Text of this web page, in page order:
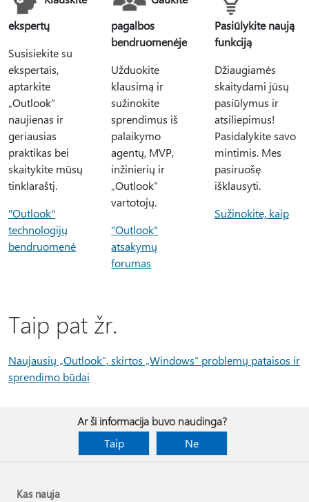
ekspertų
Susisiekite su
ekspertais,
aptarkite
„Outlook“
naujienas ir
geriausias
praktikas bei
skaitykite mūsų
tinklaraštį.
"Outlook"
technologijų
bendruomenė
pagalbos
bendruomenėje
Užduokite
klausimą ir
sužinokite
sprendimus iš
palaikymo
agentų, MVP,
inžinierių ir
„Outlook“
vartotojų.
"Outlook"
atsakymų
forumas
Pasiūlykite naują
funkciją
Džiaugiamės
skaitydami jūsų
pasiūlymus ir
atsiliepimus!
Pasidalykite savo
mintimis. Mes
pasiruošę
išklausyti.
Sužinokite, kaip
Taip pat žr.
Naujausių „Outlook“, skirtos „Windows“ problemų pataisos ir
sprendimo būdai
Ar ši informacija buvo naudinga?
Taip
Ne
Kas nauja